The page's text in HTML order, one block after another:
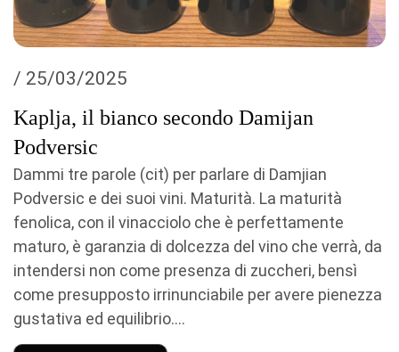
/ 25/03/2025
Kaplja, il bianco secondo Damijan
Podversic
Dammi tre parole (cit) per parlare di Damjian
Podversic e dei suoi vini. Maturità. La maturità
fenolica, con il vinacciolo che è perfettamente
maturo, è garanzia di dolcezza del vino che verrà, da
intendersi non come presenza di zuccheri, bensì
come presupposto irrinunciabile per avere pienezza
gustativa ed equilibrio....